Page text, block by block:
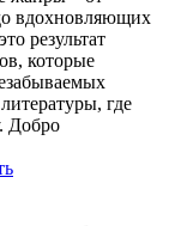
вдохновляющих
результат
которые
где
Добро